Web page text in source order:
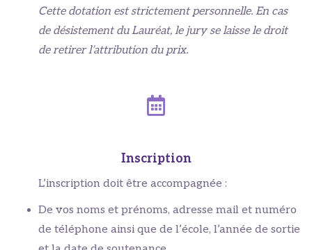
Cette dotation est strictement personnelle. En cas
de désistement du Lauréat, le jury se laisse le droit
de retirer l’attribution du prix.
Inscription
L’inscription doit être accompagnée :
De vos noms et prénoms, adresse mail et numéro
de téléphone ainsi que de l’école, l’année de sortie